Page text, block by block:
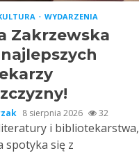
WYDARZENIA
Zakrzewska
8 sierpnia 2026 32
i bibliotekarstwa,
spotyka się z